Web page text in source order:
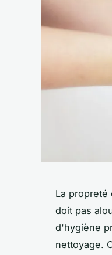
La propreté
doit pas
d'hygiène
nettoyage.